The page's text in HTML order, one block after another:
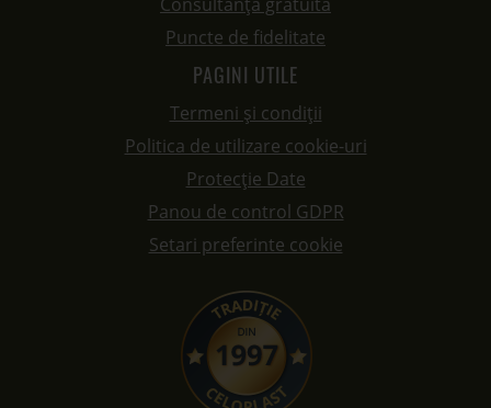
Setari preferinte cookie